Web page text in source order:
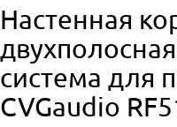
Настенная
система для
CVGaudio